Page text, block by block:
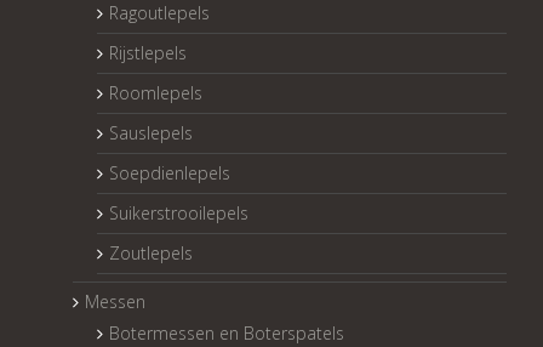
Ragoutlepels
Rijstlepels
Roomlepels
Sauslepels
Soepdienlepels
Suikerstrooilepels
Zoutlepels
Messen
Botermessen en Boterspatels